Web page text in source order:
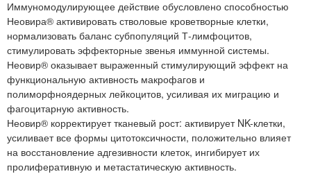
Иммуномодулирующее действие обусловлено способностью
Неовира® активировать стволовые кроветворные клетки,
нормализовать баланс субпопуляций Т-лимфоцитов,
стимулировать эффекторные звенья иммунной системы.
Неовир® оказывает выраженный стимулирующий эффект на
функциональную активность макрофагов и
полиморфноядерных лейкоцитов, усиливая их миграцию и
фагоцитарную активность.
Неовир® корректирует тканевый рост: активирует NK-клетки,
усиливает все формы цитотоксичности, положительно влияет
на восстановление адгезивности клеток, ингибирует их
пролиферативную и метастатическую активность.